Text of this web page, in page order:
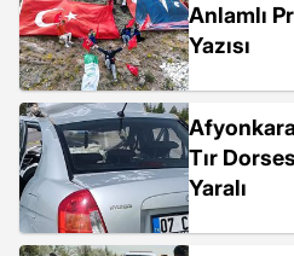
Anlamlı
Yazısı
Tır
Yaralı